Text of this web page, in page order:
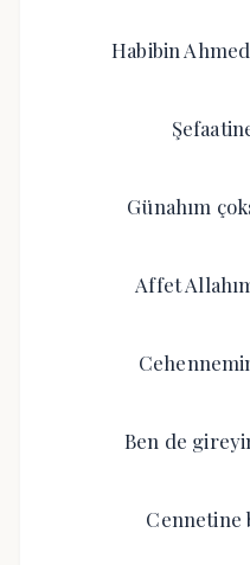
Habibin
Günahım
Affet
Ben de
Cennetine